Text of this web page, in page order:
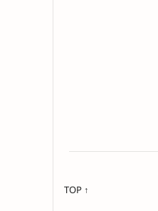
TOP ↑